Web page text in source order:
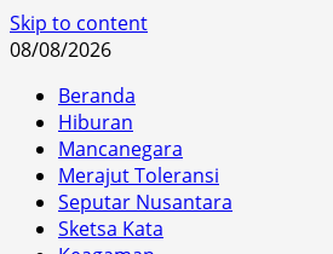
Skip to content
08/08/2026
Beranda
Hiburan
Mancanegara
Merajut Toleransi
Seputar Nusantara
Sketsa Kata